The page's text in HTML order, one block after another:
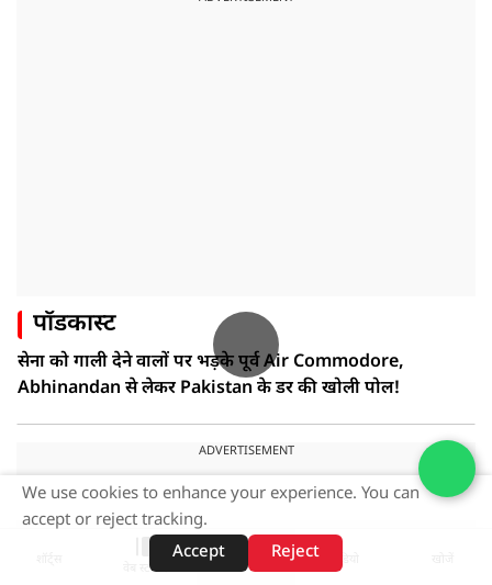
पॉडकास्ट
सेना को गाली देने वालों पर भड़के पूर्व Air Commodore,
Abhinandan से लेकर Pakistan के डर की खोली पोल!
ADVERTISEMENT
वेब स्टोरीज़
We use cookies to enhance your experience. You can
accept or reject tracking.
Accept
Reject